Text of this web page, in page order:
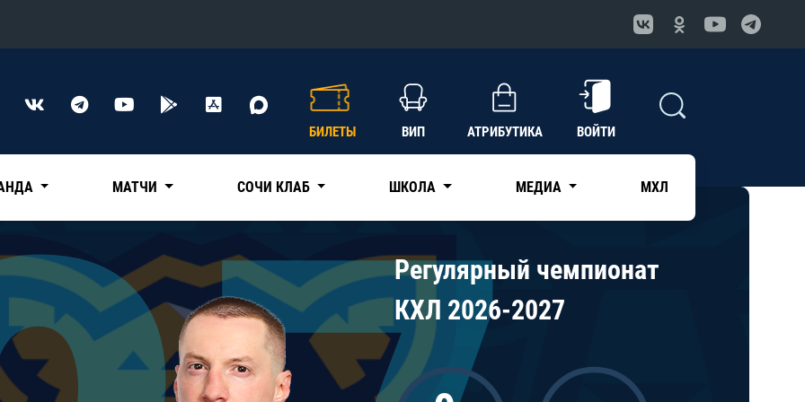
Конференция «Восток»
Трактор
Дивизион Чернышева
Авангард
Адмирал
КХЛ
БИЛЕТЫ ВИП АТРИБУТИКА ВОЙТИ
МАТЧИ СОЧИ КЛАБ ШКОЛА МЕДИА МХЛ
Регулярный чемпионат
КХЛ 2026-2027